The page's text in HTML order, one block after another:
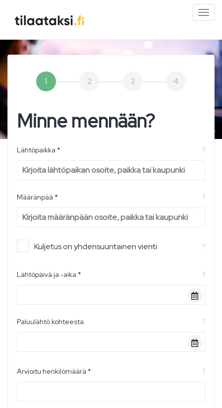
1 2 3 4
Minne mennään?
Lähtöpaikka * ?
Määränpää * ?
Kuljetus on yhdensuuntainen vienti ?
Lähtöpäivä ja -aika * ?
Paluulähtö kohteesta ?
Arvioitu henkilömäärä * ?